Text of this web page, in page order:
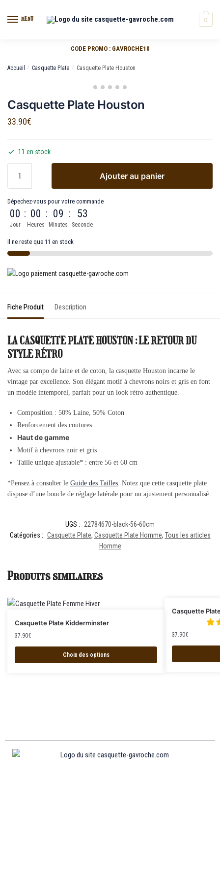
MENU 0
CODE PROMO : GAVROCHE10
Accueil / Casquette Plate / Casquette Plate Houston
Casquette Plate Houston
33.90€
11 en stock
Ajouter au panier
Dépechez-vous pour votre commande
00
Jour
: 00
Heures
: 09
Minutes
: 53
Seconde
Il ne reste que 11 en stock
Fiche Produit Description
LA CASQUETTE PLATE HOUSTON : LE RETOUR DU
STYLE RÉTRO
Avec sa compo de laine et de coton, la casquette Houston incarne le
vintage par excellence. Son élégant motif à chevrons noirs et gris en font
un modèle intemporel, parfait pour un look rétro authentique.
Composition : 50% Laine, 50% Coton
Renforcement des coutures
Haut de gamme
Motif à chevrons noir et gris
Taille unique ajustable* : entre 56 et 60 cm
*Pensez à consulter le Guide des Tailles . Notez que cette casquette plate
dispose d’une boucle de réglage latérale pour un ajustement personnalisé.
UGS : 22784670-black-56-60cm
Catégories : Casquette Plate, Casquette Plate Homme, Tous les articles
Homme
Produits similaires
Casquette Plate Kidderminster
37.90€
Choix des options
Casquette
37.90€